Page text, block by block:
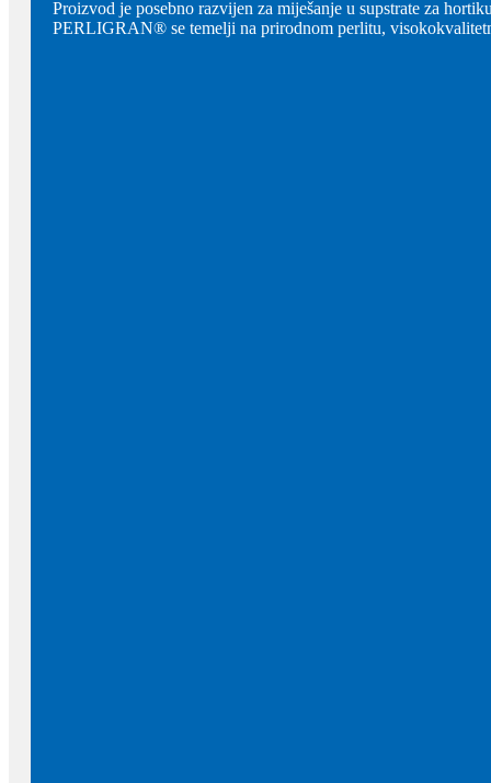
Proizvod je posebno razvijen za miješanje u supstrate za
PERLIGRAN® se temelji na prirodnom perlitu,